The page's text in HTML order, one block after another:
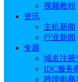
视频教程
资讯
主机新闻
行业新闻
专题
域名注册
IDC服务
跨境电商
文章目录
一、阿里云
二、腾讯云
三、UCloud
四、华为云